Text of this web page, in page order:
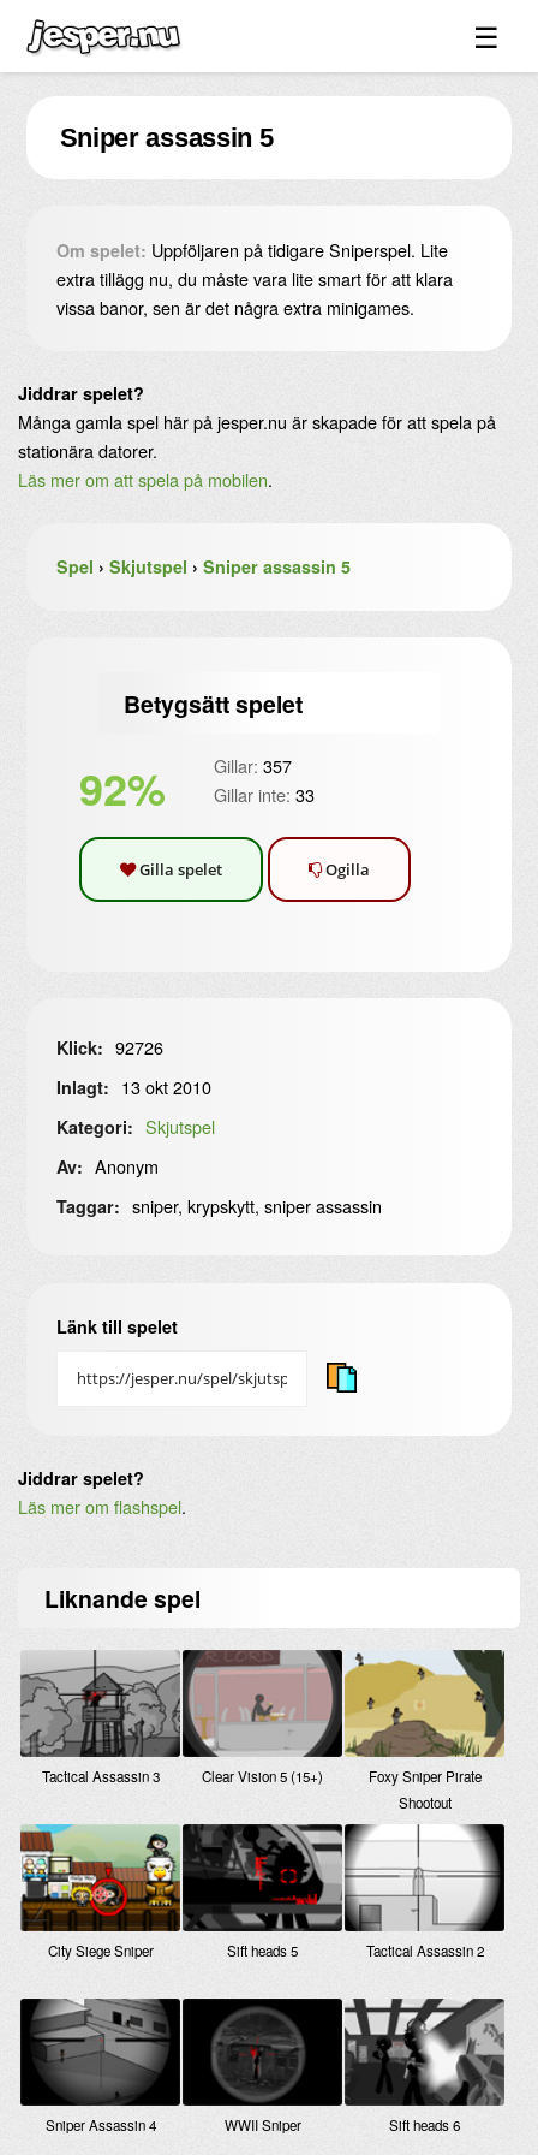
☰
Spel ↓
Bilder ↓
Forum ↓
Videos
Blandat ↓
Sniper assassin 5
Om spelet: Uppföljaren på tidigare Sniperspel. Lite
extra tillägg nu, du måste vara lite smart för att klara
vissa banor, sen är det några extra minigames.
Jiddrar spelet?
Många gamla spel här på jesper.nu är skapade för att spela på
stationära datorer.
Läs mer om att spela på mobilen.
Spel › Skjutspel › Sniper assassin 5
Betygsätt spelet
92% Gillar: 357
Gillar inte: 33
Gilla spelet Ogilla
Klick: 92726
Inlagt: 13 okt 2010
Kategori: Skjutspel
Av: Anonym
Taggar: sniper, krypskytt, sniper assassin
Länk till spelet
Jiddrar spelet?
Läs mer om flashspel.
Liknandespel
Tactical Assassin 3 Clear Vision 5 (15+)
Foxy Sniper Pirate
Shootout
City Siege Sniper Sift heads 5 Tactical Assassin 2
Sniper Assassin 4 WWII Sniper Sift heads 6